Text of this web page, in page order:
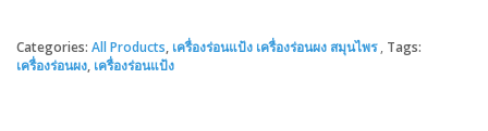
Categories: All Products, เครื่องร่อนแป้ง เครื่องร่อนผง สมุนไพร Tags:
เครื่องร่อนผง, เครื่องร่อนแป้ง